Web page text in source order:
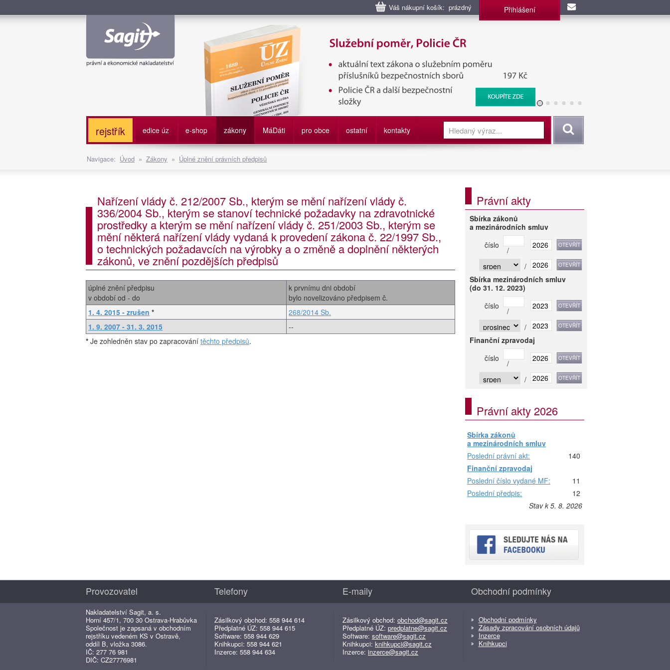
Váš nákupní košík: prázdný Přihlášení
Služební poměr příslušníků bezpečnostních sborů, Policie ČR, Vězeňská služba, BIS, Zpravodajské
služby
rejstřík edice úz e-shop zákony MáDáti pro obce ostatní kontakty Vyhledat
Navigace: Úvod » Zákony » Úplné znění právních předpisů
Nařízení vlády č. 212/2007 Sb., kterým se mění nařízení vlády č.
336/2004 Sb., kterým se stanoví technické požadavky na zdravotnické
prostředky a kterým se mění nařízení vlády č. 251/2003 Sb., kterým se
mění některá nařízení vlády vydaná k provedení zákona č. 22/1997 Sb.,
o technických požadavcích na výrobky a o změně a doplnění některých
zákonů, ve znění pozdějších předpisů
úplné znění předpisu
v období od - do
k prvnímu dni období
bylo novelizováno předpisem č.
1. 4. 2015 - zrušen *
268/2014 Sb.
1. 9. 2007 - 31. 3. 2015
--
* Je zohledněn stav po zapracování těchto předpisů.
Právní akty
Sbírka zákonů
a mezinárodních smluv
číslo
/
/
Sbírka mezinárodních smluv
(do 31. 12. 2023)
číslo
/
/
Finanční zpravodaj
číslo
/
/
Právní akty 2026
Sbírka zákonů
a mezinárodních smluv
Poslední právní akt:
140
Finanční zpravodaj
Poslední číslo vydané MF:
11
Poslední předpis:
12
Stav k 5. 8. 2026
Provozovatel
Nakladatelství Sagit, a. s.
Horní 457/1, 700 30 Ostrava-Hrabůvka
Společnost je zapsaná v obchodním
rejstříku vedeném KS v Ostravě,
oddíl B, vložka 3086.
IČ: 277 76 981
DIČ: CZ27776981
Telefony
Zásilkový obchod: 558 944 614
Předplatné ÚZ: 558 944 615
Software: 558 944 629
Knihkupci: 558 944 621
Inzerce: 558 944 634
E-maily
Zásilkový obchod: obchod@sagit.cz
Předplatné ÚZ: predplatne@sagit.cz
Software: software@sagit.cz
Knihkupci: knihkupci@sagit.cz
Inzerce: inzerce@sagit.cz
Obchodní podmínky
Obchodní podmínky
Zásady zpracování osobních údajů
Inzerce
Knihkupci